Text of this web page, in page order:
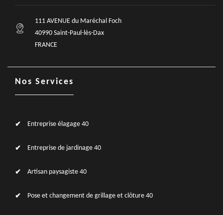
111 AVENUE du Maréchal Foch
40990 Saint-Paul-lès-Dax
FRANCE
Nos Services
Entreprise élagage 40
Entreprise de jardinage 40
Artisan paysagiste 40
Pose et changement de grillage et clôture 40